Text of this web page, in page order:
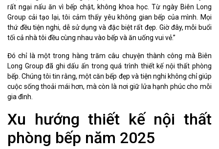
rất ngại nấu ăn vì bếp chật, không khoa học. Từ ngày Biên Long
Group cải tạo lại, tôi cảm thấy yêu không gian bếp của mình. Mọi
thứ đều tiện nghi, dễ sử dụng và đặc biệt rất đẹp. Giờ đây, mỗi buổi
tối cả nhà tôi đều cùng nhau vào bếp và ăn uống vui vẻ.”
Đó chỉ là một trong hàng trăm câu chuyện thành công mà Biên
Long Group đã ghi dấu ấn trong quá trình thiết kế nội thất phòng
bếp. Chúng tôi tin rằng, một căn bếp đẹp và tiện nghi không chỉ giúp
cuộc sống thoải mái hơn, mà còn là nơi giữ lửa hạnh phúc cho mỗi
gia đình.
Xu hướng thiết kế nội thất
phòng bếp năm 2025